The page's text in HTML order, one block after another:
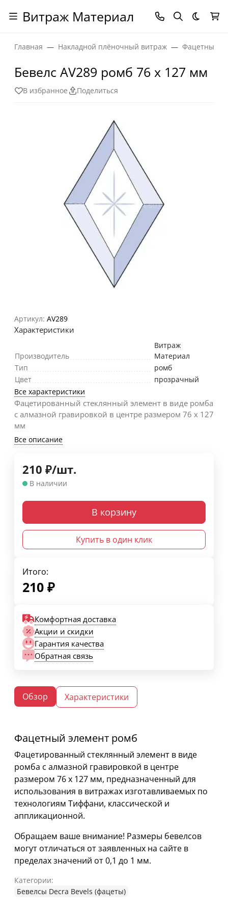
Витраж Материал Темная
Главная Накладной плёночный витраж Фацетные
Бевелс AV289 ромб 76 х 127 мм
В избранное Поделиться
Артикул: AV289
Характеристики
Производитель
Витраж
Материал
Тип
ромб
Цвет
прозрачный
Все характеристики
Фацетированный стеклянный элемент в виде ромба
с алмазной гравировкой в центре размером 76 х 127
мм
Все описание
210 ₽/шт.
В наличии
В корзину
Купить в один клик
Итого:
210 ₽
Комфортная доставка
Акции и скидки
Гарантия качества
Обратная связь
Обзор Характеристики
Фацетный элемент ромб
Фацетированный стеклянный элемент в виде
ромба с алмазной гравировкой в центре
размером 76 х 127 мм, предназначенный для
использования в витражах изготавливаемых по
технологиям Тиффани, классической и
аппликационной.
Обращаем ваше внимание! Размеры бевелсов
могут отличаться от заявленных на сайте в
пределах значений от 0,1 до 1 мм.
Категории:
Бевелсы Decra Bevels (фацеты)